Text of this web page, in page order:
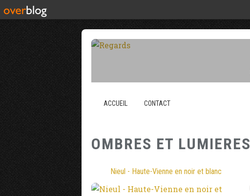
ACCUEIL CONTACT
OMBRES ET LUMIERES
Nieul - Haute-Vienne en noir et blanc